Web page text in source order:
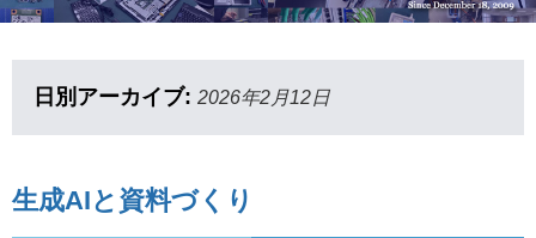
日別アーカイブ: 2026年2月12日
生成AIと資料づくり